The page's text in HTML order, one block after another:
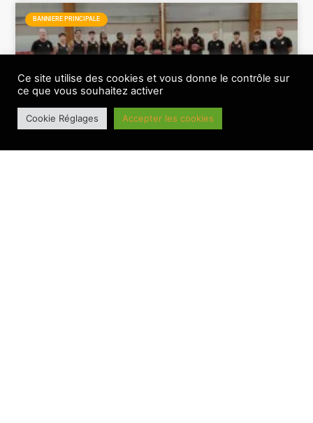
BANNIERE PRINCIPALE
Ce site utilise des cookies et vous donne le contrôle sur
ce que vous souhaitez activer
Cookie Réglages Accepter les cookies